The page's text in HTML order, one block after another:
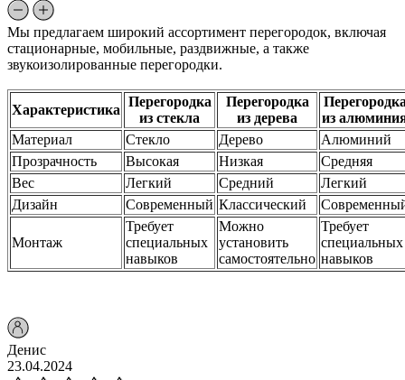
Мы предлагаем широкий ассортимент перегородок, включая
стационарные, мобильные, раздвижные, а также
звукоизолированные перегородки.
Характеристика
Перегородка
из стекла
Перегородка
из дерева
из
Материал
Стекло Дерево
Алюминий
Прозрачность
Высокая Низкая
Средняя
Вес
Легкий Средний
Легкий
Дизайн
Современный Классический
Монтаж
Требует
специальных
навыков
Можно
установить
самостоятельно
Требует
специальных
навыков
Денис
23.04.2024